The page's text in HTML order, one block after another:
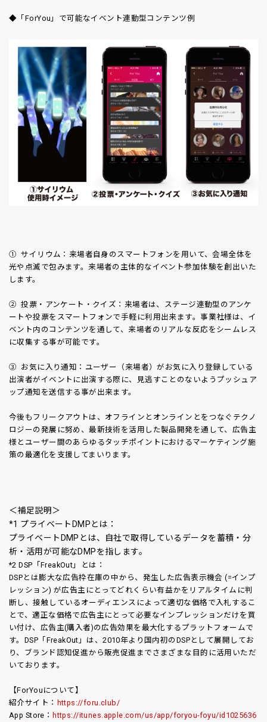
◆「ForYou」で可能なイベント連動型コンテンツ例
① サイリウム：来場者自身のスマートフォンを用いて、会場全体を
光や点滅で包みます。来場者の主体的なイベント参加体験を創出いた
します。
② 投票・アンケート・クイズ：来場者は、ステージ連動型のアンケ
ートや投票をスマートフォンで手軽に利用出来ます。事業社様は、イ
ベント内のコンテンツを通して、来場者のリアルな反応をシームレス
に収集する事が可能です。
③ お気に入り通知：ユーザー（来場者）がお気に入り登録している
出演者がイベントに出演する際に、見逃すことのないようプッシュア
ップ通知を送信する事が出来ます。
今後もフリークアウトは、オフラインとオンラインとをつなぐテクノ
ロジーの発展に努め、最新技術を活用した製品開発を通して、広告主
様とユーザー間のあらゆるタッチポイントにおけるマーケティング施
策の最適化を支援してまいります。
＜補足説明＞
*1 プライベートDMPとは：
プライベートDMPとは、自社で取得しているデータを蓄積・分
析・活用が可能なDMPを指します。
*2 DSP「FreakOut」とは：
DSPとは膨大な広告枠在庫の中から、発生した広告表示機会 (=インプ
レッション) が広告主にとってどれくらい有益かをリアルタイムに判
断し、接触しているオーディエンスによって適切な価格で入札するこ
とで、適正な価格で広告主にとって必要なインプレッションだけを買
い付け、広告主(購入者)の広告効果を最大化するプラットフォームで
す。DSP「FreakOut」は、2010年より国内初のDSPとして展開してお
り、ブランド認知促進から販売促進までさまざまな目的に活用いただ
いております。
【ForYouについて】
紹介サイト： https://foru.club/
App Store：https://itunes.apple.com/us/app/foryou-foyu/id1025636